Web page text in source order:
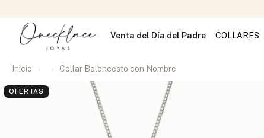
Venta del Día del Padre COLLARES
Inicio Collar Baloncesto con Nombre
OFERTAS